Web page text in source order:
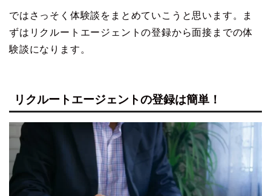
ではさっそく体験談をまとめていこうと思います。ま
ずはリクルートエージェントの登録から面接までの体
験談になります。
リクルートエージェントの登録は簡単！